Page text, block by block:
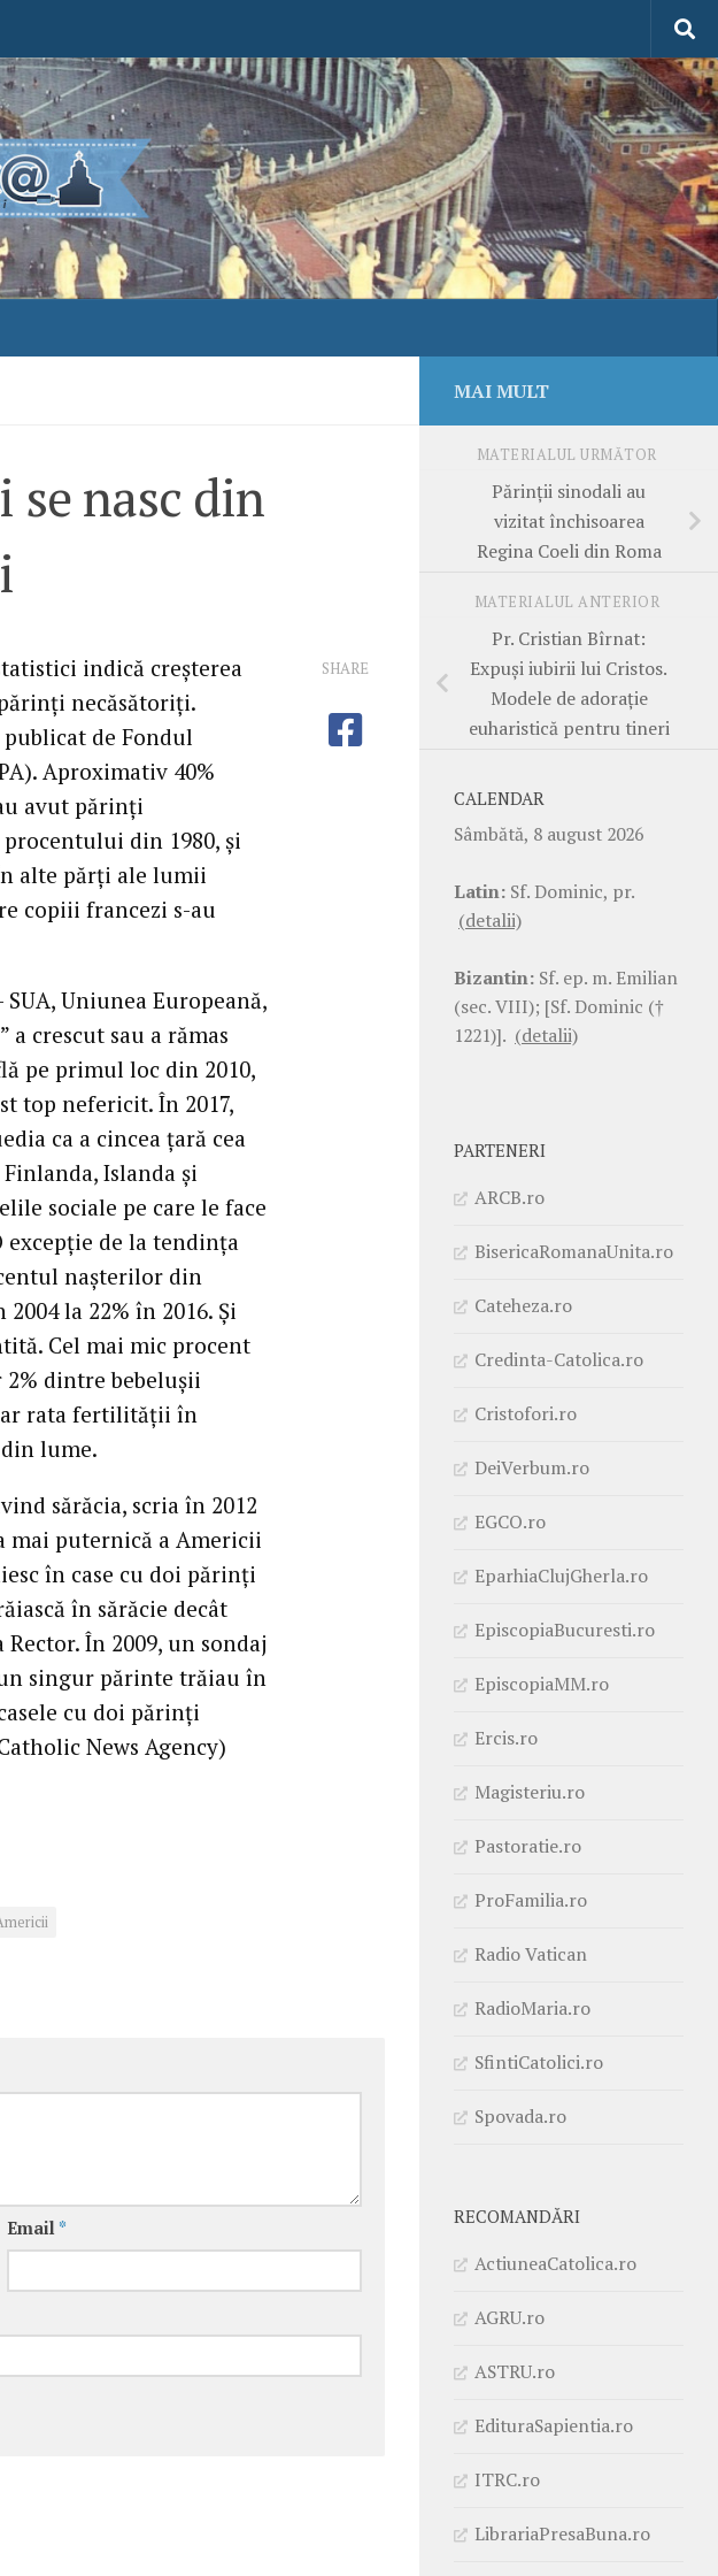
nasc din
indică creșterea
necăsătoriți.
de Fondul
Aproximativ 40%
avut părinți
din 1980, și
alte părți ale lumii
copiii francezi s-au
Uniunea Europeană,
crescut sau a rămas
pe primul loc din 2010,
top nefericit. În 2017,
ca a cincea țară cea
Islanda și
sociale pe care le face
de la tendința
nașterilor din
la 22% în 2016. Și
Cel mai mic procent
2% dintre bebelușii
rata fertilității în
lume.
sărăcia, scria în 2012
mai puternică a Americii
în case cu doi părinți
în sărăcie decât
În 2009, un sondaj
singur părinte trăiau în
cu doi părinți
News Agency)
SHARE
Email *
MAI MULT
MATERIALUL URMĂTOR
Părinții sinodali au
vizitat închisoarea
Regina Coeli din Roma
MATERIALUL ANTERIOR
Pr. Cristian Bîrnat:
Expuși iubirii lui Cristos.
Modele de adorație
euharistică pentru tineri
CALENDAR
Sâmbătă, 8 august 2026
Latin: Sf. Dominic, pr.
(detalii)
Bizantin: Sf. ep. m. Emilian
(sec. VIII); [Sf. Dominic (†
1221)]. (detalii)
PARTENERI
ARCB.ro
BisericaRomanaUnita.ro
Cateheza.ro
Credinta-Catolica.ro
Cristofori.ro
DeiVerbum.ro
EGCO.ro
EparhiaClujGherla.ro
EpiscopiaBucuresti.ro
EpiscopiaMM.ro
Ercis.ro
Magisteriu.ro
Pastoratie.ro
ProFamilia.ro
Radio Vatican
RadioMaria.ro
SfintiCatolici.ro
Spovada.ro
RECOMANDĂRI
ActiuneaCatolica.ro
AGRU.ro
ASTRU.ro
EdituraSapientia.ro
ITRC.ro
LibrariaPresaBuna.ro